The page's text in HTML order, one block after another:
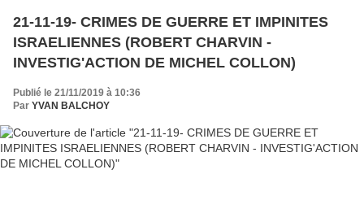
21-11-19- CRIMES DE GUERRE ET IMPINITES
ISRAELIENNES (ROBERT CHARVIN -
INVESTIG'ACTION DE MICHEL COLLON)
Publié le 21/11/2019 à 10:36
Par YVAN BALCHOY